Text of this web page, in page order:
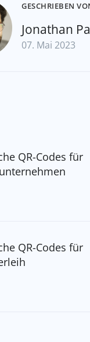
GESCHRIEBEN
Jonathan
07. Mai 2023
QR-Codes für
QR-Codes für